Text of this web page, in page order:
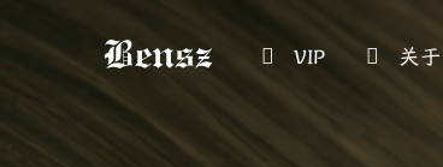
VIP 关于